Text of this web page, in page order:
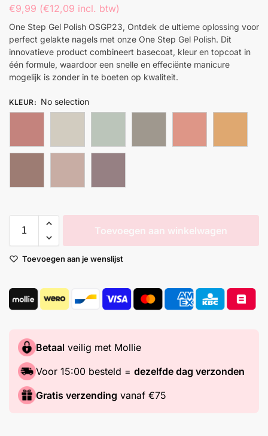
€9,99 (€12,09 incl. btw)
One Step Gel Polish OSGP23, Ontdek de ultieme oplossing voor
perfect gelakte nagels met onze One Step Gel Polish. Dit
innovatieve product combineert basecoat, kleur en topcoat in
één formule, waardoor een snelle en effeciënte manicure
mogelijk is zonder in te boeten op kwaliteit.
KLEUR: No selection
Toevoegen aan winkelwagen
Toevoegen aan je wenslijst
Betaal veilig met Mollie
Voor 15:00 besteld = dezelfde dag verzonden
Gratis verzending vanaf €75